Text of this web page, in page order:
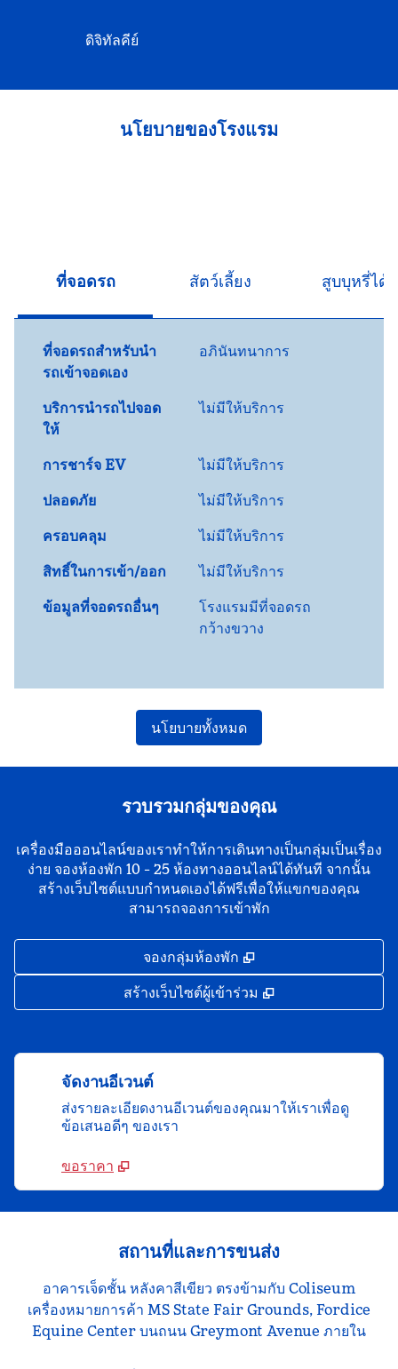
ดิจิทัลคีย์
นโยบายของโรงแรม
ที่จอดรถ สัตว์เลี้ยง สูบบุหรี่ได้
ที่จอดรถสำหรับนำ
รถเข้าจอดเอง
อภินันทนาการ
บริการนำรถไปจอด
ให้
ไม่มีให้บริการ
การชาร์จ EV
ไม่มีให้บริการ
ปลอดภัย
ไม่มีให้บริการ
ครอบคลุม
ไม่มีให้บริการ
สิทธิ์ในการเข้า/ออก
ไม่มีให้บริการ
ข้อมูลที่จอดรถอื่นๆ
โรงแรมมีที่จอดรถ
กว้างขวาง
นโยบายทั้งหมด
รวบรวมกลุ่มของคุณ
เครื่องมือออนไลน์ของเราทําให้การเดินทางเป็นกลุ่มเป็นเรื่อง
ง่าย จองห้องพัก 10 - 25 ห้องทางออนไลน์ได้ทันที จากนั้น
สร้างเว็บไซต์แบบกําหนดเองได้ฟรีเพื่อให้แขกของคุณ
สามารถจองการเข้าพัก
จองกลุ่มห้องพัก ,
สร้างเว็บไซต์ผู้เข้าร่วม ,
จัดงานอีเวนต์
ส่งรายละเอียดงานอีเวนต์ของคุณมาให้เราเพื่อดู
ข้อเสนอดีๆ ของเรา
ขอราคา
สถานที่และการขนส่ง
อาคารเจ็ดชั้น หลังคาสีเขียว ตรงข้ามกับ Coliseum
เครื่องหมายการค้า MS State Fair Grounds, Fordice
Equine Center บนถนน Greymont Avenue ภายใน